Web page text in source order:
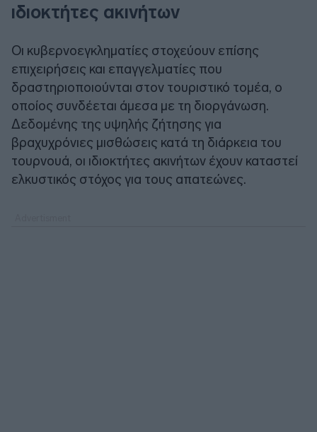
ιδιοκτήτες ακινήτων
Οι κυβερνοεγκληματίες στοχεύουν επίσης
επιχειρήσεις και επαγγελματίες που
δραστηριοποιούνται στον τουριστικό τομέα, ο
οποίος συνδέεται άμεσα με τη διοργάνωση.
Δεδομένης της υψηλής ζήτησης για
βραχυχρόνιες μισθώσεις κατά τη διάρκεια του
τουρνουά, οι ιδιοκτήτες ακινήτων έχουν καταστεί
ελκυστικός στόχος για τους απατεώνες.